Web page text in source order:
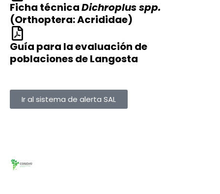
Ficha técnicaDichroplus spp.
(Orthoptera: Acrididae)
Guía para la evaluación de
poblaciones de Langosta
Ir al sistema de alerta SAL